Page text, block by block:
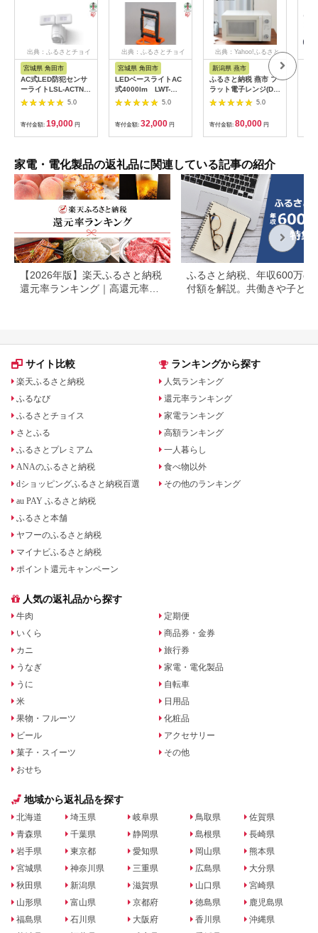
出典：ふるさとチョイ
宮城県 角田市
AC式LED防犯センサ
ーライトLSL-ACTN-
1200
5.0
寄付金額: 19,000 円
出典：ふるさとチョイ
宮城県 角田市
LEDベースライトAC
式4000lm LWT-
4000BA
5.0
寄付金額: 32,000 円
出典：Yahoo!ふるさと
納税
新潟県 燕市
ふるさと納税 燕市 フ
ラット電子レンジ(DR-
LD20W)
5.0
寄付金額: 80,000 円
家電・電化製品の返礼品に関連している記事の紹介
【2026年版】楽天ふるさと納税
還元率ランキング｜高還元率返
ふるさと納税、年収600万の
付額を解説。共働きや子ども
サイト比較
楽天ふるさと納税
ふるなび
ふるさとチョイス
さとふる
ふるさとプレミアム
ANAのふるさと納税
dショッピングふるさと納税百選
au PAY ふるさと納税
ふるさと本舗
ヤフーのふるさと納税
マイナビふるさと納税
ポイント還元キャンペーン
ランキングから探す
人気ランキング
還元率ランキング
家電ランキング
高額ランキング
一人暮らし
食べ物以外
その他のランキング
人気の返礼品から探す
牛肉
いくら
カニ
うなぎ
うに
米
果物・フルーツ
ビール
菓子・スイーツ
おせち
定期便
商品券・金券
旅行券
家電・電化製品
自転車
日用品
化粧品
アクセサリー
その他
地域から返礼品を探す
北海道
青森県
岩手県
宮城県
秋田県
山形県
福島県
埼玉県
千葉県
東京都
神奈川県
新潟県
富山県
石川県
岐阜県
静岡県
愛知県
三重県
滋賀県
京都府
大阪府
鳥取県
島根県
岡山県
広島県
山口県
徳島県
香川県
佐賀県
長崎県
熊本県
大分県
宮崎県
鹿児島県
沖縄県